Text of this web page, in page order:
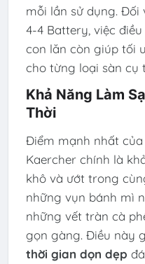
mỗi lần sử dụng. Đối
4-4 Battery, việc
con lăn còn giúp tối
cho từng loại sàn cụ
Khả Năng Làm
Thời
Điểm mạnh nhất của
Kaercher chính là
khô và ướt trong
những vụn bánh mì
những vết tràn cà
gọn gàng. Điều này
thời gian dọn dẹp